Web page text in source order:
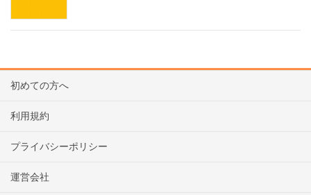
初めての方へ
利用規約
プライバシーポリシー
運営会社